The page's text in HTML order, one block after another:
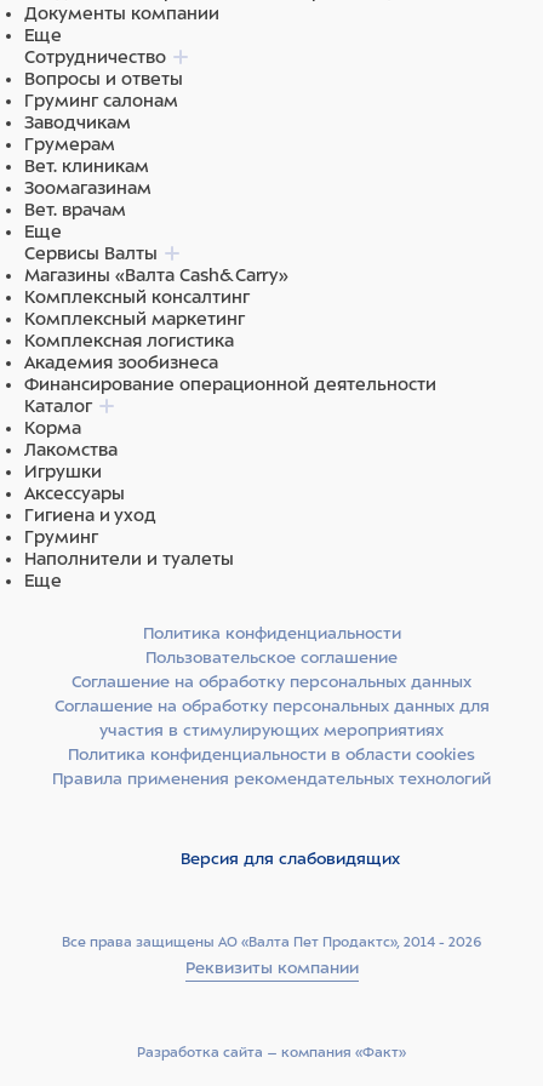
городская переноска для прогулок, кафе и
ветклиники
уютная лежанка для отдыха вне дома
стильная сумка для хозяйки: спортзал, ручная кладь,
поездки и встречи
TRAVEL создана для тех, кто не готов расставаться с
любимыми ни в городе, ни в путешествиях.
Состав
100% полиэстер
Документы компании
Еще
Сотрудничество
Вопросы и ответы
Груминг салонам
Заводчикам
Грумерам
Вет. клиникам
Зоомагазинам
Вет. врачам
Еще
Сервисы Валты
Магазины «Валта Cash&Carry»
Комплексный консалтинг
Комплексный маркетинг
Комплексная логистика
Академия зообизнеса
Финансирование операционной деятельности
Каталог
Корма
Лакомства
Игрушки
Аксессуары
Гигиена и уход
Груминг
Наполнители и туалеты
Еще
Все права защищены АО «Валта Пет Продактс», 2014 - 2026
Реквизиты компании
Политика конфиденциальности
Пользовательское соглашение
Соглашение на обработку персональных данных
Соглашение на обработку персональных данных для
участия в стимулирующих мероприятиях
Политика конфиденциальности в области cookies
Правила применения рекомендательных технологий
Версия для слабовидящих
Разработка сайта –­ компания «Факт»